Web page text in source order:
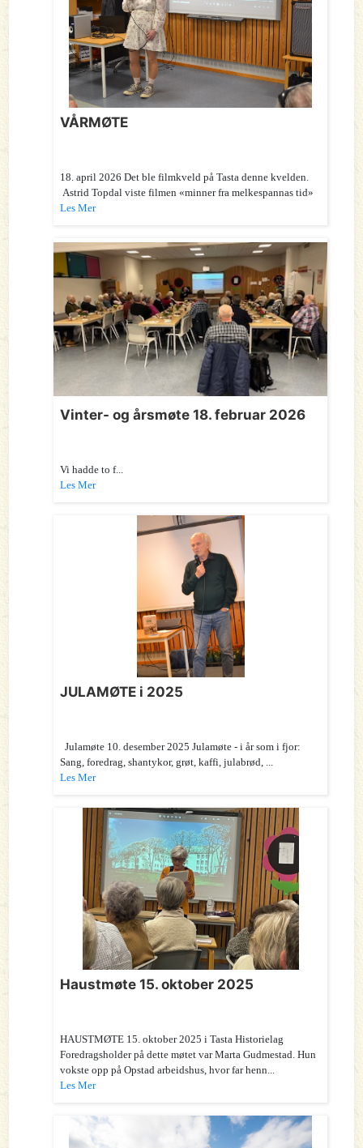
VÅRMØTE
18. april 2026 Det ble filmkveld på Tasta denne kvelden.
Astrid Topdal viste filmen «minner fra melkespannas tid»
Les Mer
Vinter- og årsmøte 18. februar 2026
Vi hadde to f...
Les Mer
JULAMØTE i 2025
Julamøte 10. desember 2025 Julamøte - i år som i fjor:
Sang, foredrag, shantykor, grøt, kaffi, julabrød, ...
Les Mer
Haustmøte 15. oktober 2025
HAUSTMØTE 15. oktober 2025 i Tasta Historielag
Foredragsholder på dette møtet var Marta Gudmestad. Hun
vokste opp på Opstad arbeidshus, hvor far henn...
Les Mer